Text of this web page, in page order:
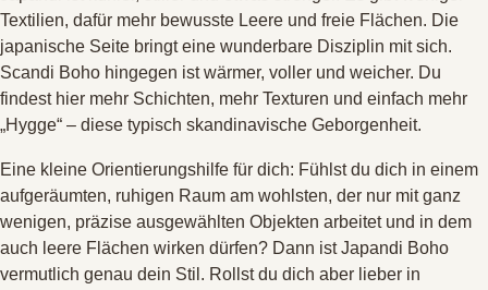
Textilien, dafür mehr bewusste Leere und freie Flächen. Die
japanische Seite bringt eine wunderbare Disziplin mit sich.
Scandi Boho hingegen ist wärmer, voller und weicher. Du
findest hier mehr Schichten, mehr Texturen und einfach mehr
„Hygge“ – diese typisch skandinavische Geborgenheit.
Eine kleine Orientierungshilfe für dich: Fühlst du dich in einem
aufgeräumten, ruhigen Raum am wohlsten, der nur mit ganz
wenigen, präzise ausgewählten Objekten arbeitet und in dem
auch leere Flächen wirken dürfen? Dann ist Japandi Boho
vermutlich genau dein Stil . Rollst du dich aber lieber in